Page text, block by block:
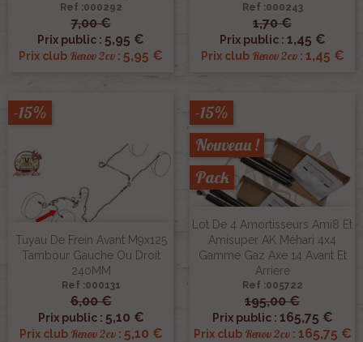
Ref :000292
7,00 €
Prix public : 5,95 €
Prix club Renov 2cv : 5,95 €
Ref :000243
1,70 €
Prix public : 1,45 €
Prix club Renov 2cv: 1,45 €
Tuyau De Frein Avant M9x125
Tambour Gauche Ou Droit
240MM
Ref :000131
6,00 €
Prix public : 5,10 €
Prix club Renov 2cv: 5,10 €
-15%
Lot De 4 Amortisseurs Ami8 Et
Amisuper AK Méhari 4x4
Gamme Gaz Axe 14 Avant Et
Arriere
Ref :005722
195,00 €
Prix public : 165,75 €
Prix club Renov 2cv: 165,75 €
-15%
Nouveau !
Pack